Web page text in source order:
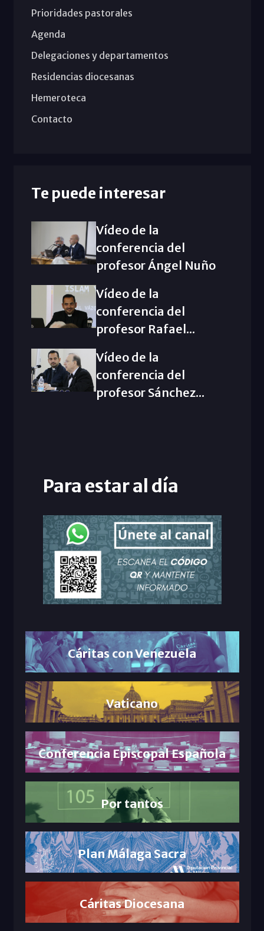
Prioridades pastorales
Agenda
Delegaciones y departamentos
Residencias diocesanas
Hemeroteca
Contacto
Te puede interesar
Vídeo de la
conferencia del
profesor Ángel Nuño
Vídeo de la
conferencia del
profesor Rafael...
Vídeo de la
conferencia del
profesor Sánchez...
Para estar al día
Cáritas con Venezuela
Vaticano
Conferencia Episcopal Española
Por tantos
Plan Málaga Sacra
Cáritas Diocesana